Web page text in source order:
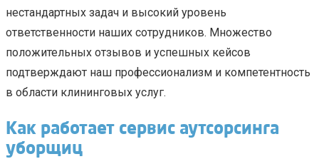
нестандартных задач и высокий уровень
ответственности наших сотрудников. Множество
положительных отзывов и успешных кейсов
подтверждают наш профессионализм и компетентность
в области клининговых услуг.
Как работает сервис аутсорсинга
уборщиц